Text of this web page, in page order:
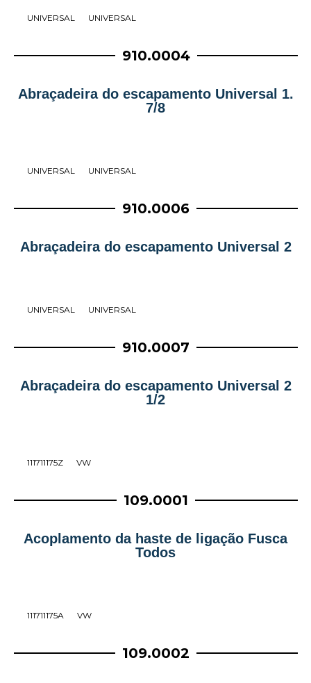
UNIVERSAL UNIVERSAL
910.0004
Abraçadeira do escapamento Universal 1.
7/8
UNIVERSAL UNIVERSAL
910.0006
Abraçadeira do escapamento Universal 2
UNIVERSAL UNIVERSAL
910.0007
Abraçadeira do escapamento Universal 2
1/2
111711175Z VW
109.0001
Acoplamento da haste de ligação Fusca
Todos
111711175A VW
109.0002